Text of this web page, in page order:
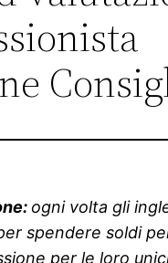
ogni volta gli
spendere soldi
per le loro